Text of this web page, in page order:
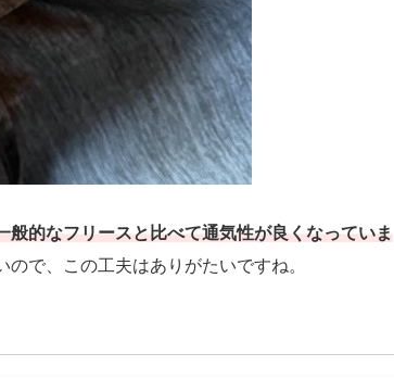
般的なフリースと比べて通気性が良くなっていま
で、この工夫はありがたいですね。